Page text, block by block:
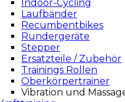
Indoor-Cycling
Laufbänder
Recumbentbikes
Rundergeräte
Stepper
Ersatzteile / Zubehör
Trainings Rollen
Oberkörpertrainer
Vibration und